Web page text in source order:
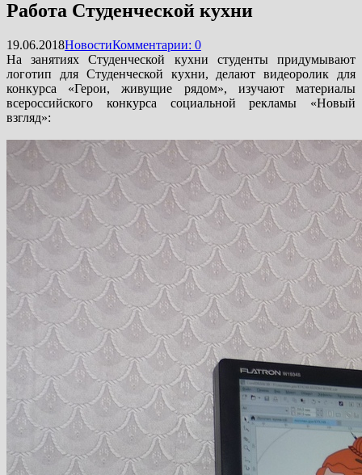
Работа Студенческой кухни
19.06.2018НовостиКомментарии: 0
На занятиях Студенческой кухни студенты придумывают
логотип для Студенческой кухни, делают видеоролик для
конкурса «Герои, живущие рядом», изучают материалы
всероссийского конкурса социальной рекламы «Новый
взгляд»: